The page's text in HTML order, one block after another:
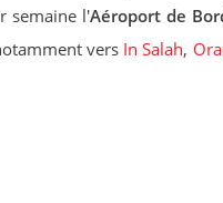
semaine l'Aéroport de
vers In Salah,